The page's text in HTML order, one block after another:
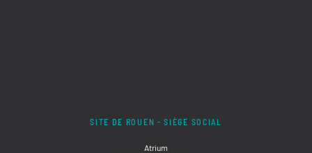
SITE DE ROUEN - SIÈGE SOCIAL
Atrium